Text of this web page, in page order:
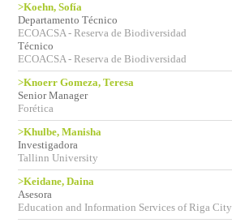
>Koehn, Sofía
Departamento Técnico
ECOACSA - Reserva de Biodiversidad
Técnico
ECOACSA - Reserva de Biodiversidad
>Knoerr Gomeza, Teresa
Senior Manager
Forética
>Khulbe, Manisha
Investigadora
Tallinn University
>Keidane, Daina
Asesora
Education and Information Services of Riga City